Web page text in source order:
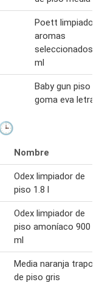
Poett limpiador
aromas
seleccionados
ml
Baby gun piso de
goma eva letras
Nombre
Odex limpiador de
piso 1.8 l
Odex limpiador de
piso amoníaco 900
ml
Media naranja trapo
de piso gris